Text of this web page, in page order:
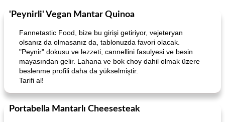
45dakika
Breakfast
Best Ever Pancakes
Candy
Mexican Cream (Fudge)
'Peynirli' Vegan Mantar Quinoa
Fannetastic Food, bize bu girişi getiriyor, vejeteryan
olsanız da olmasanız da, tablonuzda favori olacak.
"Peynir" dokusu ve lezzeti, cannellini fasulyesi ve besin
mayasından gelir. Lahana ve bok choy dahil olmak üzere
beslenme profili daha da yükselmiştir.
Tarifi al!
Portabella Mantarlı Cheesesteak